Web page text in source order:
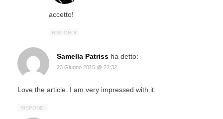
accetto!
RISPONDI
Samella Patriss ha detto:
23 Giugno 2015 @ 22:32
Love the article. I am very impressed with it.
RISPONDI